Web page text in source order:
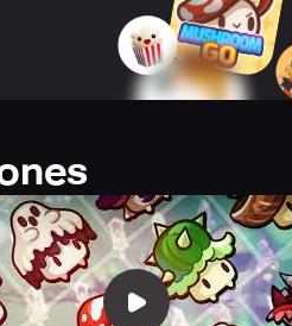
for? Embark on your own